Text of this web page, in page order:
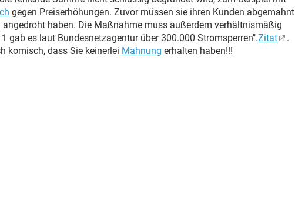
gegen Preiserhöhungen. Zuvor müssen sie ihren Kunden abgemahnt
angedroht haben. Die Maßnahme muss außerdem verhältnismäßig
gab es laut Bundesnetzagentur über 300.000 Stromsperren".Zitat
.
komisch, dass Sie keinerlei Mahnung erhalten haben!!!